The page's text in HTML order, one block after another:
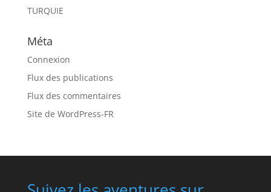
TURQUIE
Méta
Connexion
Flux des publications
Flux des commentaires
Site de WordPress-FR